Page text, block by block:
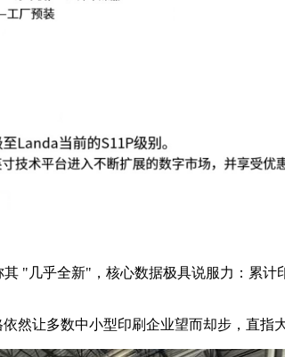
"几乎全新"，核心数据极具说服力：累
然让多数中小型印刷企业望而却步，直指